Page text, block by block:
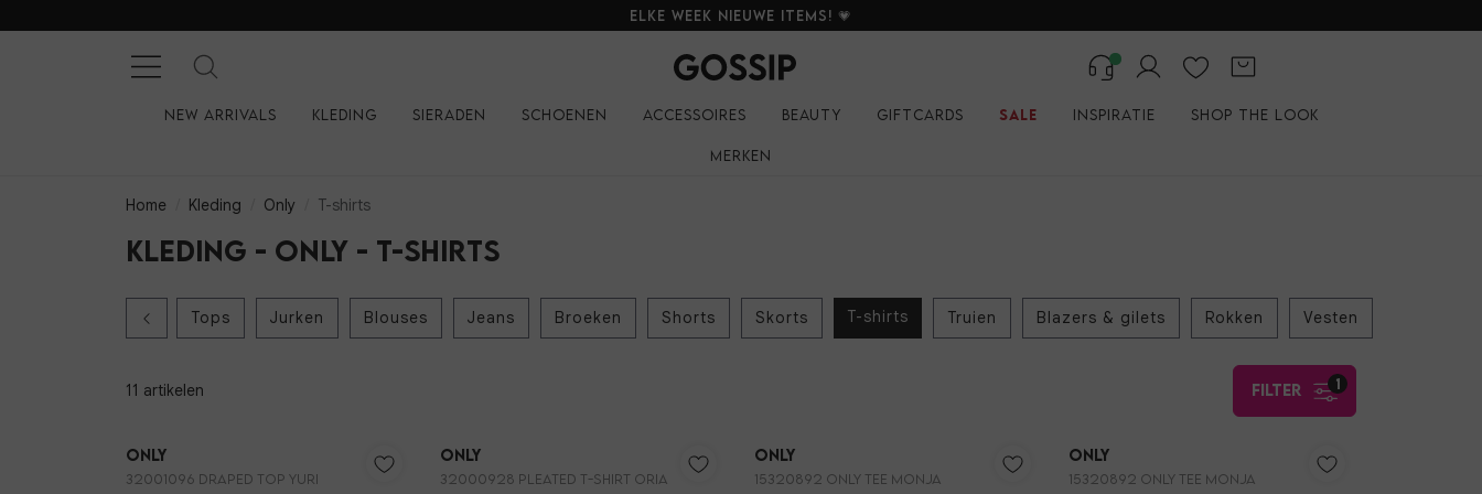
Elke week nieuwe items! 💗
New arrivals Kleding Sieraden Schoenen Accessoires Beauty Giftcards Sale Inspiratie Shop the look
Merken
Home Kleding Only T-shirts
Kleding - Only - T-shirts
Tops Jurken Blouses Jeans Broeken Shorts Skorts T-shirts Truien Blazers & gilets Rokken Vesten
11 artikelen 1
filter
Only
32001096 DRAPED TOP YURI
Only
32000928 PLEATED T-SHIRT ORIA
Only
15320892 ONLY TEE MONJA
Only
15320892 ONLY TEE MONJA